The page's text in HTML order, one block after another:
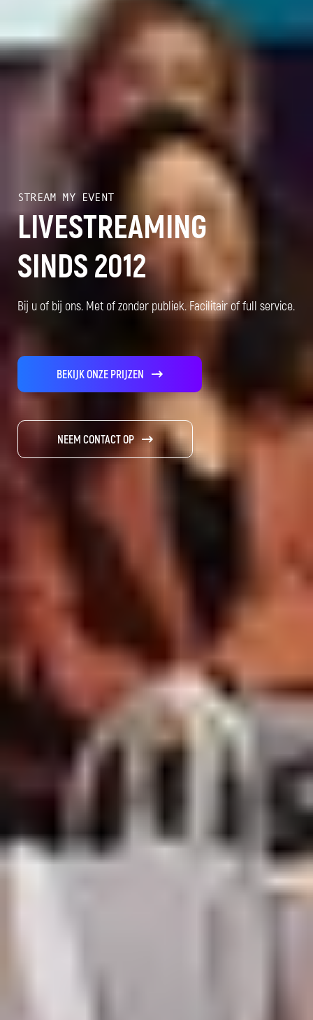
STREAM MY EVENT
LIVESTREAMING
SINDS 2012
Bij u of bij ons. Met of zonder publiek. Facilitair of full service.
BEKIJK ONZE PRIJZEN
NEEM CONTACT OP